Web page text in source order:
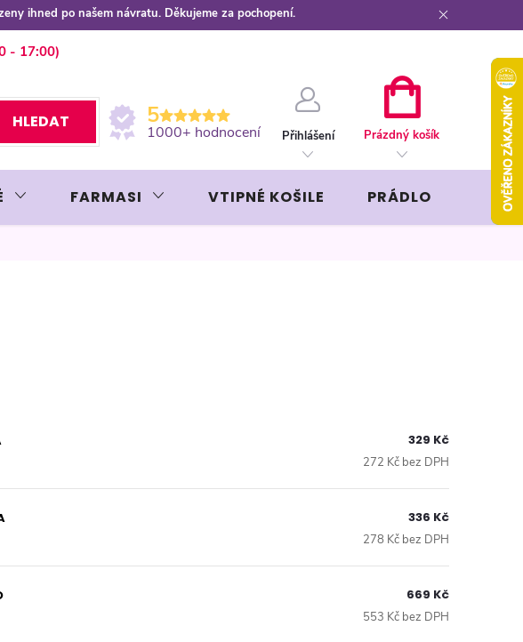
ihned po našem návratu. Děkujeme za pochopení.
údajů
HLEDAT 5
1000+ hodnocení Přihlášení
KOŠÍK
Prázdný košík
FARMASI VTIPNÉ KOŠILE PRÁDLO
329 Kč
272 Kč bez DPH
336 Kč
278 Kč bez DPH
669 Kč
553 Kč bez DPH